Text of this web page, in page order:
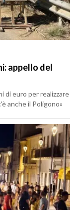
appello del
di euro per realizzare
anche il Poligono»